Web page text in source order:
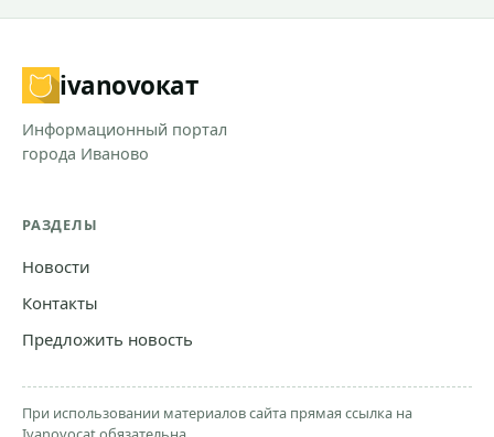
ivanovoкат
Информационный портал
города Иваново
РАЗДЕЛЫ
Новости
Контакты
Предложить новость
При использовании материалов сайта прямая ссылка на